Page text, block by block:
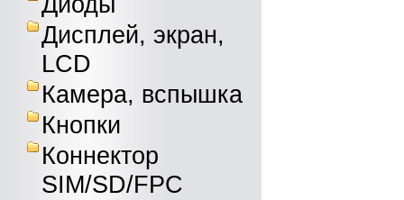
Дисплей, экран,
LCD
Камера, вспышка
Кнопки
Коннектор
SIM/SD/FPC